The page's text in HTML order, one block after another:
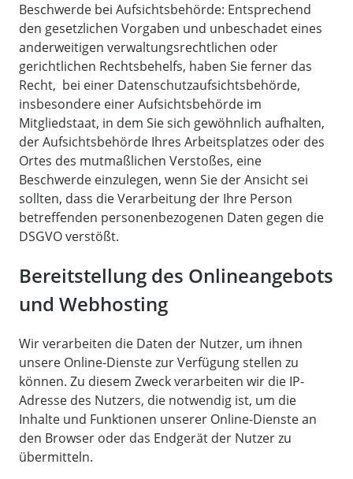
Beschwerde bei Aufsichtsbehörde: Entsprechend
den gesetzlichen Vorgaben und unbeschadet eines
anderweitigen verwaltungsrechtlichen oder
gerichtlichen Rechtsbehelfs, haben Sie ferner das
Recht, bei einer Datenschutzaufsichtsbehörde,
insbesondere einer Aufsichtsbehörde im
Mitgliedstaat, in dem Sie sich gewöhnlich aufhalten,
der Aufsichtsbehörde Ihres Arbeitsplatzes oder des
Ortes des mutmaßlichen Verstoßes, eine
Beschwerde einzulegen, wenn Sie der Ansicht sei
sollten, dass die Verarbeitung der Ihre Person
betreffenden personenbezogenen Daten gegen die
DSGVO verstößt.
Bereitstellung des Onlineangebots
und Webhosting
Wir verarbeiten die Daten der Nutzer, um ihnen
unsere Online-Dienste zur Verfügung stellen zu
können. Zu diesem Zweck verarbeiten wir die IP-
Adresse des Nutzers, die notwendig ist, um die
Inhalte und Funktionen unserer Online-Dienste an
den Browser oder das Endgerät der Nutzer zu
übermitteln.